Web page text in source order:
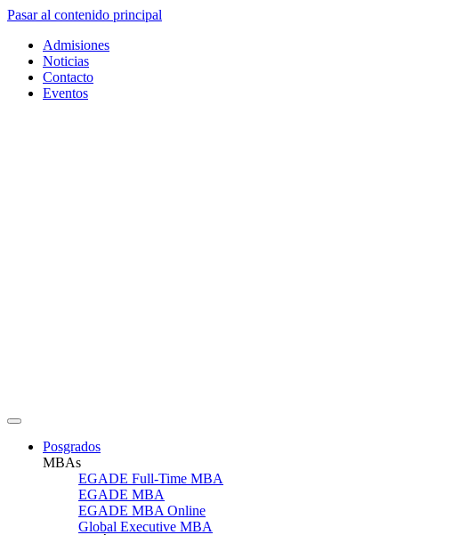
Pasar al contenido principal
Admisiones
Noticias
Contacto
Eventos
Posgrados
MBAs
EGADE Full-Time MBA
EGADE MBA
EGADE MBA Online
Global Executive MBA